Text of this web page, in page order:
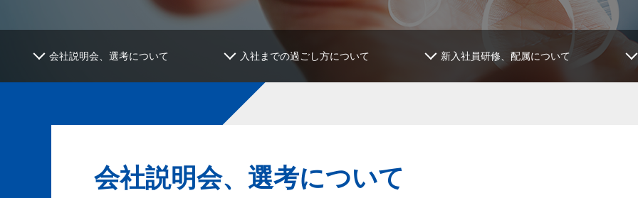
会社説明会、選考について 入社までの過ごし方について 新入社員研修、配属について
会社説明会、選考について